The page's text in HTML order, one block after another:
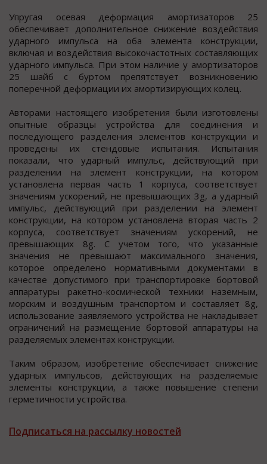
Упругая осевая деформация амортизаторов 25
обеспечивает дополнительное снижение воздействия
ударного импульса на оба элемента конструкции,
включая и воздействия высокочастотных составляющих
ударного импульса. При этом наличие у амортизаторов
25 шайб с буртом препятствует возникновению
поперечной деформации их амортизирующих колец.
Авторами настоящего изобретения были изготовлены
опытные образцы устройства для соединения и
последующего разделения элементов конструкции и
проведены их стендовые испытания. Испытания
показали, что ударный импульс, действующий при
разделении на элемент конструкции, на котором
установлена первая часть 1 корпуса, соответствует
значениям ускорений, не превышающих 3g, а ударный
импульс, действующий при разделении на элемент
конструкции, на котором установлена вторая часть 2
корпуса, соответствует значениям ускорений, не
превышающих 8g. С учетом того, что указанные
значения не превышают максимального значения,
которое определено нормативными документами в
качестве допустимого при транспортировке бортовой
аппаратуры ракетно-космической техники наземным,
морским и воздушным транспортом и составляет 8g,
использование заявляемого устройства не накладывает
ограничений на размещение бортовой аппаратуры на
разделяемых элементах конструкции.
Таким образом, изобретение обеспечивает снижение
ударных импульсов, действующих на разделяемые
элементы конструкции, а также повышение степени
герметичности устройства.
Подписаться на рассылку новостей